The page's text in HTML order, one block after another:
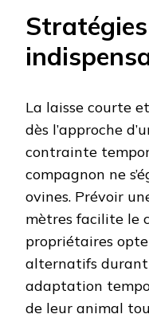
La laisse courte
dès l’approche
contrainte
compagnon ne
ovines. Prévoir
mètres facilite le
propriétaires
alternatifs durant
adaptation
de leur animal